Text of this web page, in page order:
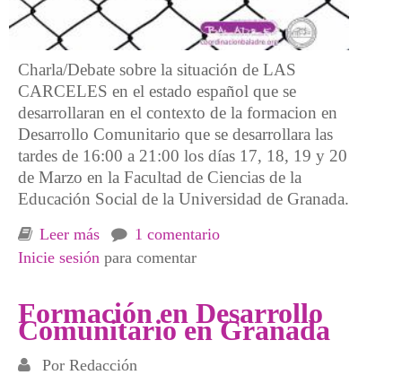
Charla/Debate sobre la situación de LAS
CARCELES en el estado español que se
desarrollaran en el contexto de la formacion en
Desarrollo Comunitario que se desarrollara las
tardes de 16:00 a 21:00 los días 17, 18, 19 y 20
de Marzo en la Facultad de Ciencias de la
Educación Social de la Universidad de Granada.
Leer más sobre Carceles y Desarrollo Comunitario
1 comentario
Inicie sesión para comentar
Formación en Desarrollo
Comunitario en Granada
Por Redacción